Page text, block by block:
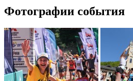
Фотографии события